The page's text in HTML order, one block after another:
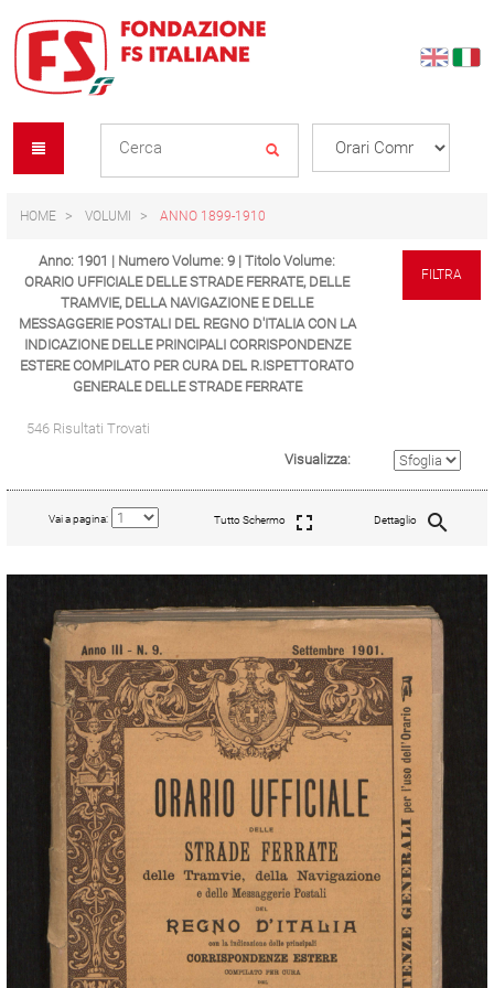
content
navigation
menu
HOME VOLUMI ANNO 1899-1910
Anno: 1901 | Numero Volume: 9 | Titolo Volume:
ORARIO UFFICIALE DELLE STRADE FERRATE, DELLE
TRAMVIE, DELLA NAVIGAZIONE E DELLE
MESSAGGERIE POSTALI DEL REGNO D'ITALIA CON LA
INDICAZIONE DELLE PRINCIPALI CORRISPONDENZE
ESTERE COMPILATO PER CURA DEL R.ISPETTORATO
GENERALE DELLE STRADE FERRATE
FILTRA
546 Risultati Trovati
Visualizza:
Vai a pagina: Tutto Schermo Dettaglio